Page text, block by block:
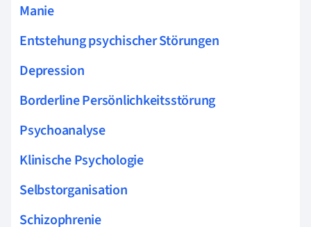
Manie
Entstehung psychischer Störungen
Depression
Borderline Persönlichkeitsstörung
Psychoanalyse
Klinische Psychologie
Selbstorganisation
Schizophrenie